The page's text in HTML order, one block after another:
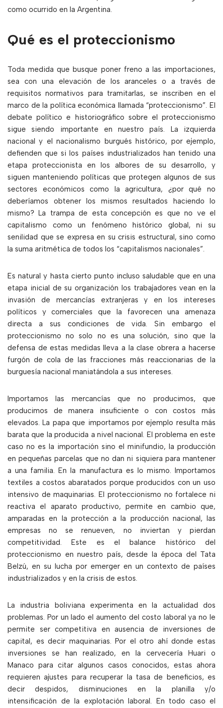
como ocurrido en la Argentina.
Qué es el proteccionismo
Toda medida que busque poner freno a las importaciones,
sea con una elevación de los aranceles o a través de
requisitos normativos para tramitarlas, se inscriben en el
marco de la política económica llamada “proteccionismo”. El
debate político e historiográfico sobre el proteccionismo
sigue siendo importante en nuestro país. La izquierda
nacional y el nacionalismo burgués histórico, por ejemplo,
defienden que si los países industrializados han tenido una
etapa proteccionista en los albores de su desarrollo, y
siguen manteniendo políticas que protegen algunos de sus
sectores económicos como la agricultura, ¿por qué no
deberíamos obtener los mismos resultados haciendo lo
mismo? La trampa de esta concepción es que no ve el
capitalismo como un fenómeno histórico global, ni su
senilidad que se expresa en su crisis estructural, sino como
la suma aritmética de todos los “capitalismos nacionales”.
Es natural y hasta cierto punto incluso saludable que en una
etapa inicial de su organización los trabajadores vean en la
invasión de mercancías extranjeras y en los intereses
políticos y comerciales que la favorecen una amenaza
directa a sus condiciones de vida. Sin embargo el
proteccionismo no solo no es una solución, sino que la
defensa de estas medidas lleva a la clase obrera a hacerse
furgón de cola de las fracciones más reaccionarias de la
burguesía nacional maniatándola a sus intereses.
Importamos las mercancías que no producimos, que
producimos de manera insuficiente o con costos más
elevados. La papa que importamos por ejemplo resulta más
barata que la producida a nivel nacional. El problema en este
caso no es la importación sino el minifundio, la producción
en pequeñas parcelas que no dan ni siquiera para mantener
a una familia. En la manufactura es lo mismo. Importamos
textiles a costos abaratados porque producidos con un uso
intensivo de maquinarias. El proteccionismo no fortalece ni
reactiva el aparato productivo, permite en cambio que,
amparadas en la protección a la producción nacional, las
empresas no se renueven, no inviertan y pierdan
competitividad. Este es el balance histórico del
proteccionismo en nuestro país, desde la época del Tata
Belzú, en su lucha por emerger en un contexto de países
industrializados y en la crisis de estos.
La industria boliviana experimenta en la actualidad dos
problemas. Por un lado el aumento del costo laboral ya no le
permite ser competitiva en ausencia de inversiones de
capital, es decir maquinarias. Por el otro ahí donde estas
inversiones se han realizado, en la cervecería Huari o
Manaco para citar algunos casos conocidos, estas ahora
requieren ajustes para recuperar la tasa de beneficios, es
decir despidos, disminuciones en la planilla y/o
intensificación de la explotación laboral. En todo caso el